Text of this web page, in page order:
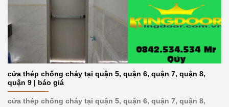
cửa thép chống cháy tại quận 5, quận 6, quận 7, quận 8,
quận 9 | báo giá
cửa thép chống cháy tại quận 5, quận 6, quận 7, quận 8,